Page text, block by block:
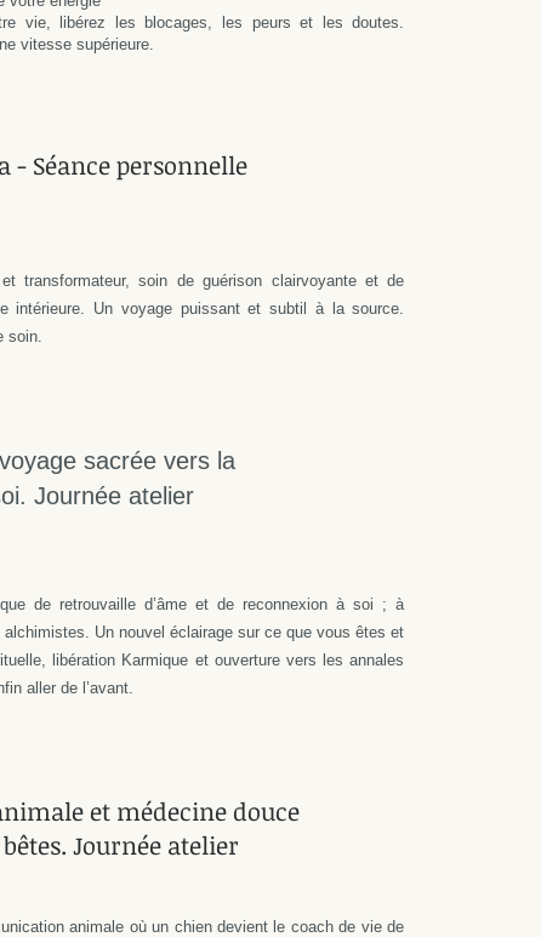
vie, libérez les blocages, les peurs et les doutes.
vitesse supérieure.
- Séance personnelle
transformateur, soin de guérison clairvoyante et de
intérieure. Un voyage puissant et subtil à la source.
soin.
sacrée vers la
Journée atelier
de retrouvaille d’âme et de reconnexion à soi ; à
Un nouvel éclairage sur ce que vous êtes et
libération Karmique et ouverture vers les annales
aller de l’avant.
et médecine douce
Journée atelier
animale où un chien devient le coach de vie de